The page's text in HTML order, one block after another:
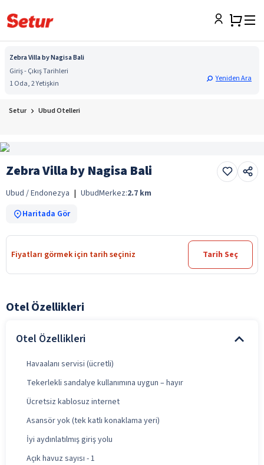
Zebra Villa by Nagisa Bali
Giriş - Çıkış Tarihleri
1 Oda, 2 Yetişkin
Yeniden Ara
Setur Ubud Otelleri
Zebra Villa by Nagisa Bali
Ubud / Endonezya | UbudMerkez:2.7 km
Haritada Gör
Fiyatları görmek için tarih seçiniz Tarih Seç
Otel Özellikleri
Otel Özellikleri
Havaalanı servisi (ücretli)
Tekerlekli sandalye kullanımına uygun – hayır
Ücretsiz kablosuz internet
Asansör yok (tek katlı konaklama yeri)
İyi aydınlatılmış giriş yolu
Açık havuz sayısı - 1